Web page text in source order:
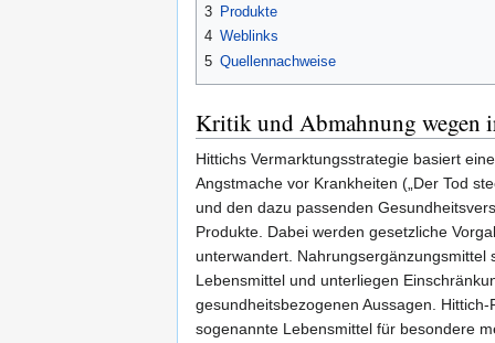
3 Produkte
4 Weblinks
5 Quellennachweise
Kritik und Abmahnung wegen
Hittichs Vermarktungsstrategie basiert
Angstmache vor Krankheiten („Der Tod
und den dazu passenden
Produkte. Dabei werden gesetzliche
unterwandert. Nahrungsergänzungsmittel
Lebensmittel und unterliegen
gesundheitsbezogenen Aussagen.
sogenannte Lebensmittel für besondere